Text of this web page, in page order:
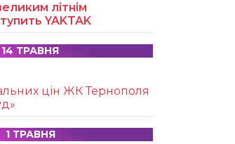
літнім
YAKTAK
14 ТРАВНЯ
цін ЖК Тернополя
1 ТРАВНЯ